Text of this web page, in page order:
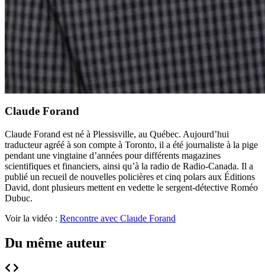
Claude Forand
Claude Forand est né à Plessisville, au Québec. Aujourd’hui
traducteur agréé à son compte à Toronto, il a été journaliste à la pige
pendant une vingtaine d’années pour différents magazines
scientifiques et financiers, ainsi qu’à la radio de Radio-Canada. Il a
publié un recueil de nouvelles policières et cinq polars aux Éditions
David, dont plusieurs mettent en vedette le sergent-détective Roméo
Dubuc.
Voir la vidéo : Rencontre avec Claude Forand
Du même auteur